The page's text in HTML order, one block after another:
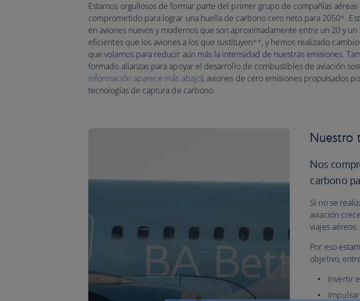
Estamos orgullosos de formar parte del primer grupo de compañías
comprometido para lograr una huella de carbono cero neto para 2050*.
en aviones nuevos y modernos que son aproximadamente entre un 20 y un
eficientes que los aviones a los que sustituyen**, y hemos realizado
que volamos para reducir aún más la intensidad de nuestras emisiones.
formado alianzas para apoyar el desarrollo de combustibles de aviación
información aparece más abajo), aviones de cero emisiones propulsados
tecnologías de captura de carbono.
Nuestro
Nos
carbono
Si no se
aviación
viajes aéreos.
Por eso
objetivo,
Invertir